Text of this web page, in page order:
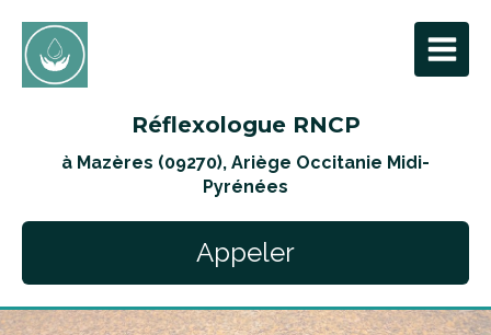
Réflexologue RNCP
à Mazères (09270), Ariège Occitanie Midi-
Pyrénées
Appeler